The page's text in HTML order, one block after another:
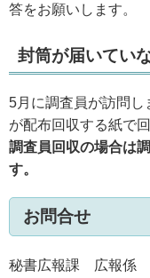
答をお願いします。
封筒が届いてい
5月に調査員が訪問し
が配布回収する紙で
調査員回収の場合は
す。
お問合せ
秘書広報課 広報係